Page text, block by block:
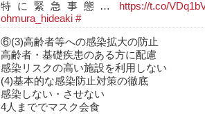
特に緊急事態…
https://t.co/
ohmura_hideaki #
⑥(3)高齢者等への感染拡大の防止
高齢者・基礎疾患のある方に配慮
感染リスクの高い施設を利用しない
(4)基本的な感染防止対策の徹底
感染しない・させない
4人まででマスク会食